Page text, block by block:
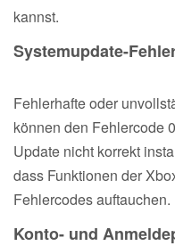
kannst.
Systemupdate-
Fehlerhafte oder
können den Fehlercode
Update nicht korrekt
dass Funktionen der
Fehlercodes auftauchen.
Konto- und